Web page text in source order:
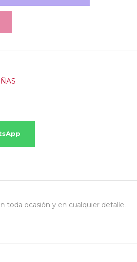
toda ocasión y en cualquier detalle.